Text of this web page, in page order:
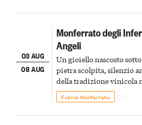
03 AUG
08 AUG
Monferrato degli
Angeli
Un gioiello nascosto
pietra scolpita, silenzio
della tradizione vinicola
Fubine Monferrato